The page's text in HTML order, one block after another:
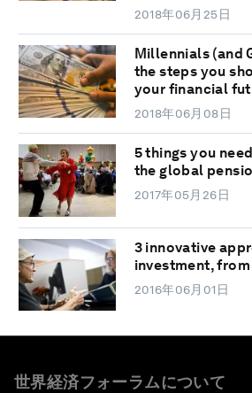
2018年06月25日
Millennials (and
the steps you
your financial
2018年06月08日
5 things you
the global
2017年05月26日
3 innovative
investment,
2016年06月01日
世界経済フォーラムについて